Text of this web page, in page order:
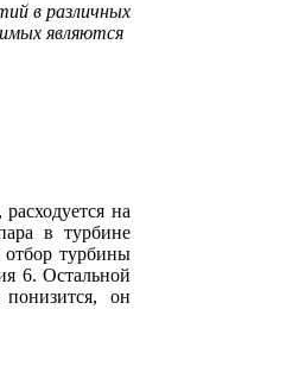
в различных
являются
на
в турбине
отбор турбины
6. Остальной
он